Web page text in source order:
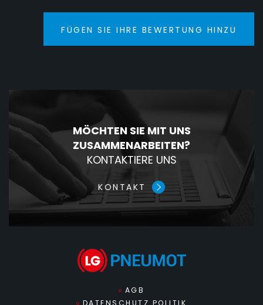
FÜGEN SIE IHRE BEWERTUNG HINZU
MÖCHTEN SIE MIT UNS
ZUSAMMENARBEITEN?
KONTAKTIERE UNS
KONTAKT
AGB